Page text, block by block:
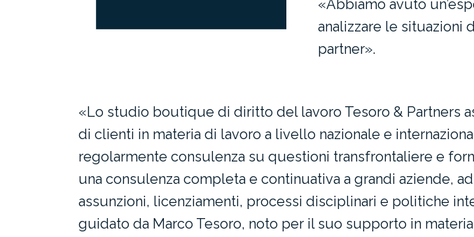
«Abbiamo avuto
analizzare le situazioni
partner».
«Lo studio boutique di diritto del lavoro Tesoro & Partners
di clienti in materia di lavoro a livello nazionale e
regolarmente consulenza su questioni transfrontaliere e
una consulenza completa e continuativa a grandi aziende,
assunzioni, licenziamenti, processi disciplinari e politiche
guidato da Marco Tesoro, noto per il suo supporto in